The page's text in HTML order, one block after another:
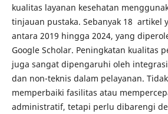
kualitas layanan kesehatan
tinjauan pustaka. Sebanyak 18 artikel
antara 2019 hingga 2024, yang
Google Scholar. Peningkatan kualitas
juga sangat dipengaruhi oleh
dan non-teknis dalam pelayanan.
memperbaiki fasilitas atau
administratif, tetapi perlu dibarengi